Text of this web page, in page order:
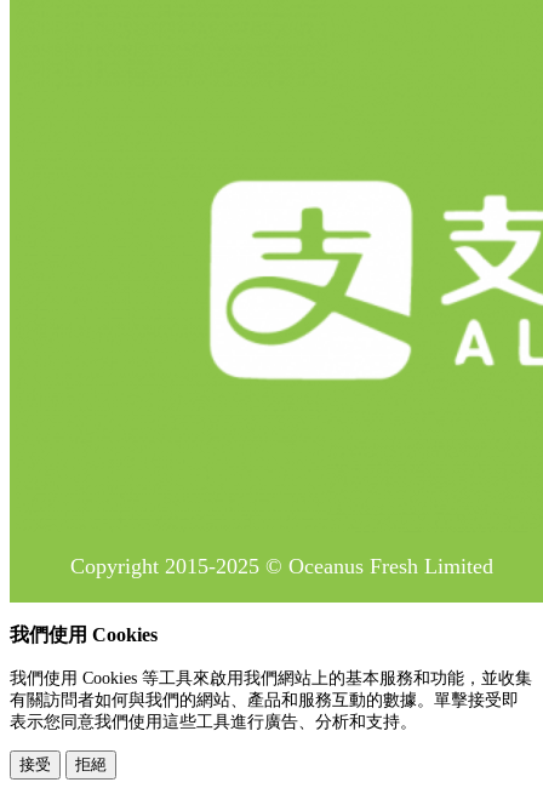
Copyright 2015-2025 © Oceanus Fresh Limited
我們使用 Cookies
我們使用 Cookies 等工具來啟用我們網站上的基本服務和功能，並收集
有關訪問者如何與我們的網站、產品和服務互動的數據。單擊接受即
表示您同意我們使用這些工具進行廣告、分析和支持。
接受 拒絕